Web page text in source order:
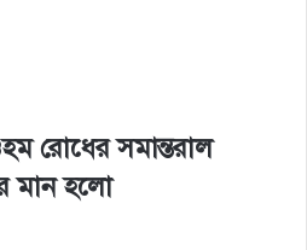
রোধের সমান্তরাল
মান হলো